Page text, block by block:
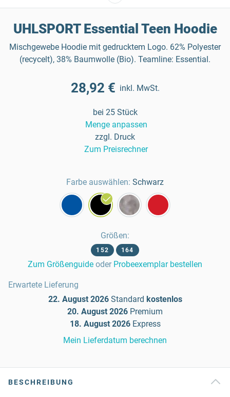
UHLSPORT Essential Teen Hoodie
Mischgewebe Hoodie mit gedrucktem Logo. 62% Polyester
(recycelt), 38% Baumwolle (Bio). Teamline: Essential.
28,92 € inkl. MwSt.
bei 25 Stück
Menge anpassen
zzgl. Druck
Zum Preisrechner
Farbe auswählen: Schwarz
Größen:
152 164
Zum Größenguide oder Probeexemplar bestellen
Erwartete Lieferung
22. August 2026 Standard kostenlos
20. August 2026 Premium
18. August 2026 Express
Mein Lieferdatum berechnen
BESCHREIBUNG